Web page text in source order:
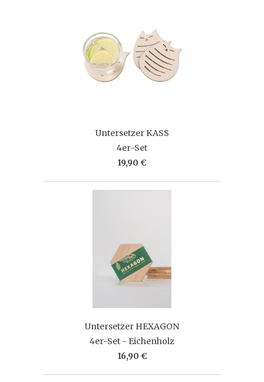
Untersetzer KASS
4er-Set
19,90 €
Untersetzer HEXAGON
4er-Set - Eichenholz
16,90 €